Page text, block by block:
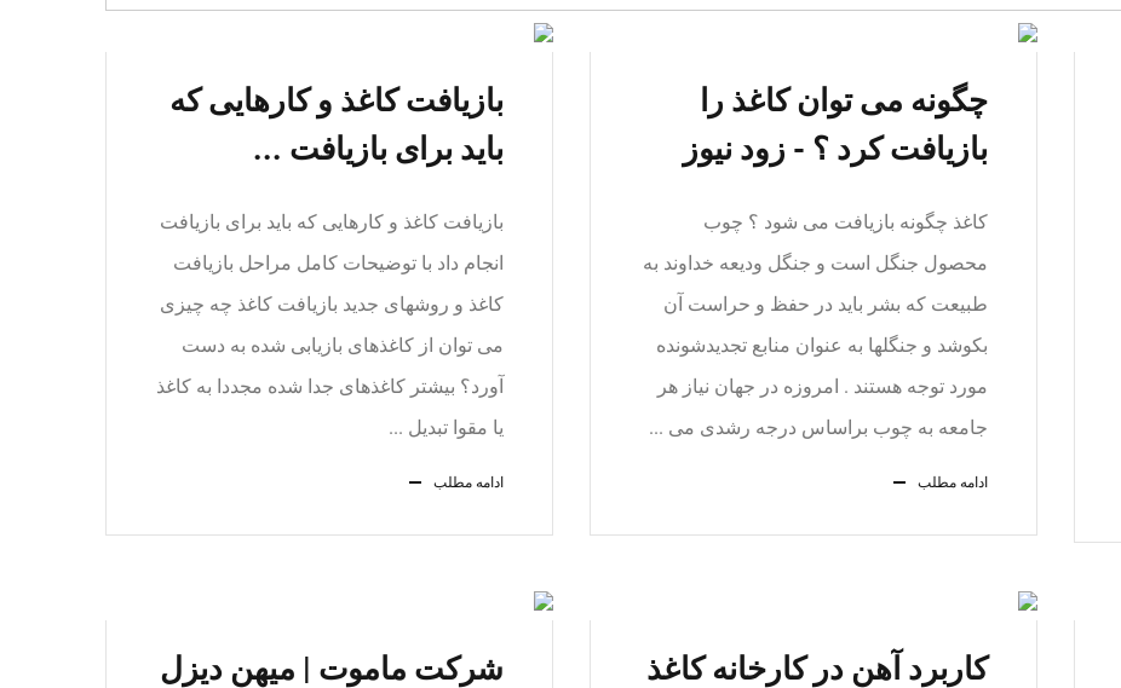
چگونه می توان کاغذ را
بازیافت کرد ؟ - زود نیوز
کاغذ چگونه بازیافت می شود ؟ چوب
محصول جنگل است و جنگل ودیعه خداوند به
طبیعت که بشر باید در حفظ و حراست آن
بکوشد و جنگلها به عنوان منابع تجدیدشونده
مورد توجه هستند . امروزه در جهان نیاز هر
جامعه به چوب براساس درجه رشدی می ...
ادامه مطلب
بازیافت کاغذ و کارهایی که
باید برای بازیافت ...
بازیافت کاغذ و کارهایی که باید برای بازیافت
انجام داد با توضیحات کامل مراحل بازیافت
کاغذ و روشهای جدید بازیافت کاغذ چه چیزی
می توان از کاغذهای بازیابی شده به دست
آورد؟ بیشتر کاغذهای جدا شده مجددا به کاغذ
یا مقوا تبدیل ...
ادامه مطلب
کاربرد آهن در کارخانه کاغذ
شرکت ماموت | میهن دیزل